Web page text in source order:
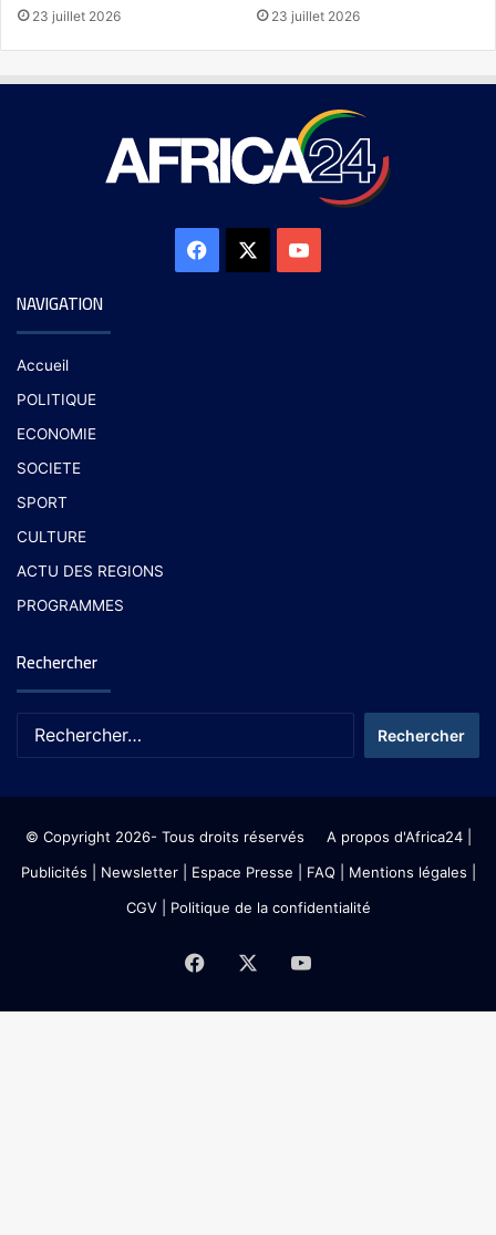
23 juillet 2026 23 juillet 2026
NAVIGATION
Accueil
POLITIQUE
ECONOMIE
SOCIETE
SPORT
CULTURE
ACTU DES REGIONS
PROGRAMMES
Rechercher
© Copyright 2026- Tous droits réservés A propos d'Africa24|
Publicités
Newsletter| Espace Presse | FAQ | Mentions légales
CGV| Politique de la confidentialité